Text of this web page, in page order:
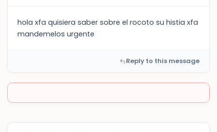
hola xfa quisiera saber sobre el rocoto su histia xfa
mandemelos urgente
Reply to this message